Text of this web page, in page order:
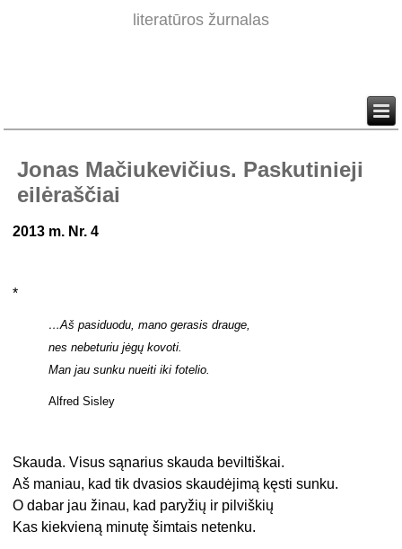
literatūros žurnalas
Jonas Mačiukevičius. Paskutinieji
eilėraščiai
2013 m. Nr. 4
*
…Aš pasiduodu, mano gerasis drauge,
nes nebeturiu jėgų kovoti.
Man jau sunku nueiti iki fotelio.
Alfred Sisley
Skauda. Visus sąnarius skauda beviltiškai.
Aš maniau, kad tik dvasios skaudėjimą kęsti sunku.
O dabar jau žinau, kad paryžių ir pilviškių
Kas kiekvieną minutę šimtais netenku.